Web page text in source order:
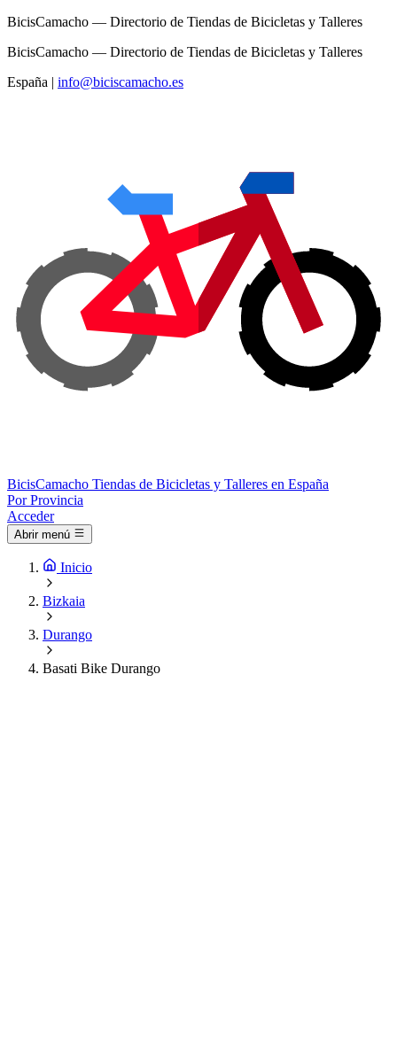
BicisCamacho — Directorio de Tiendas de Bicicletas y Talleres
BicisCamacho — Directorio de Tiendas de Bicicletas y Talleres
España | info@biciscamacho.es
BicisCamacho Tiendas de Bicicletas y Talleres en España
Por Provincia
Acceder
Abrir menú
Inicio
Bizkaia
Durango
Basati Bike Durango